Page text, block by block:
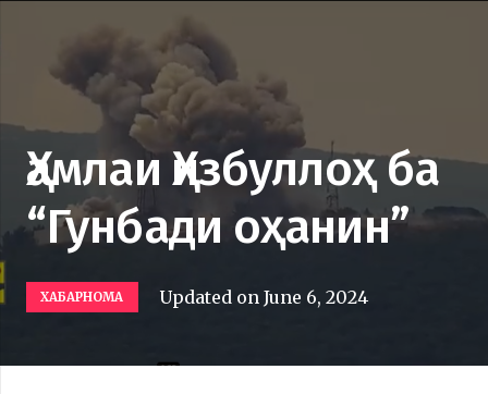
Ҳамлаи Ҳизбуллоҳ ба
“Гунбади оҳанин”
ХАБАРНОМА Updated onJune 6, 2024